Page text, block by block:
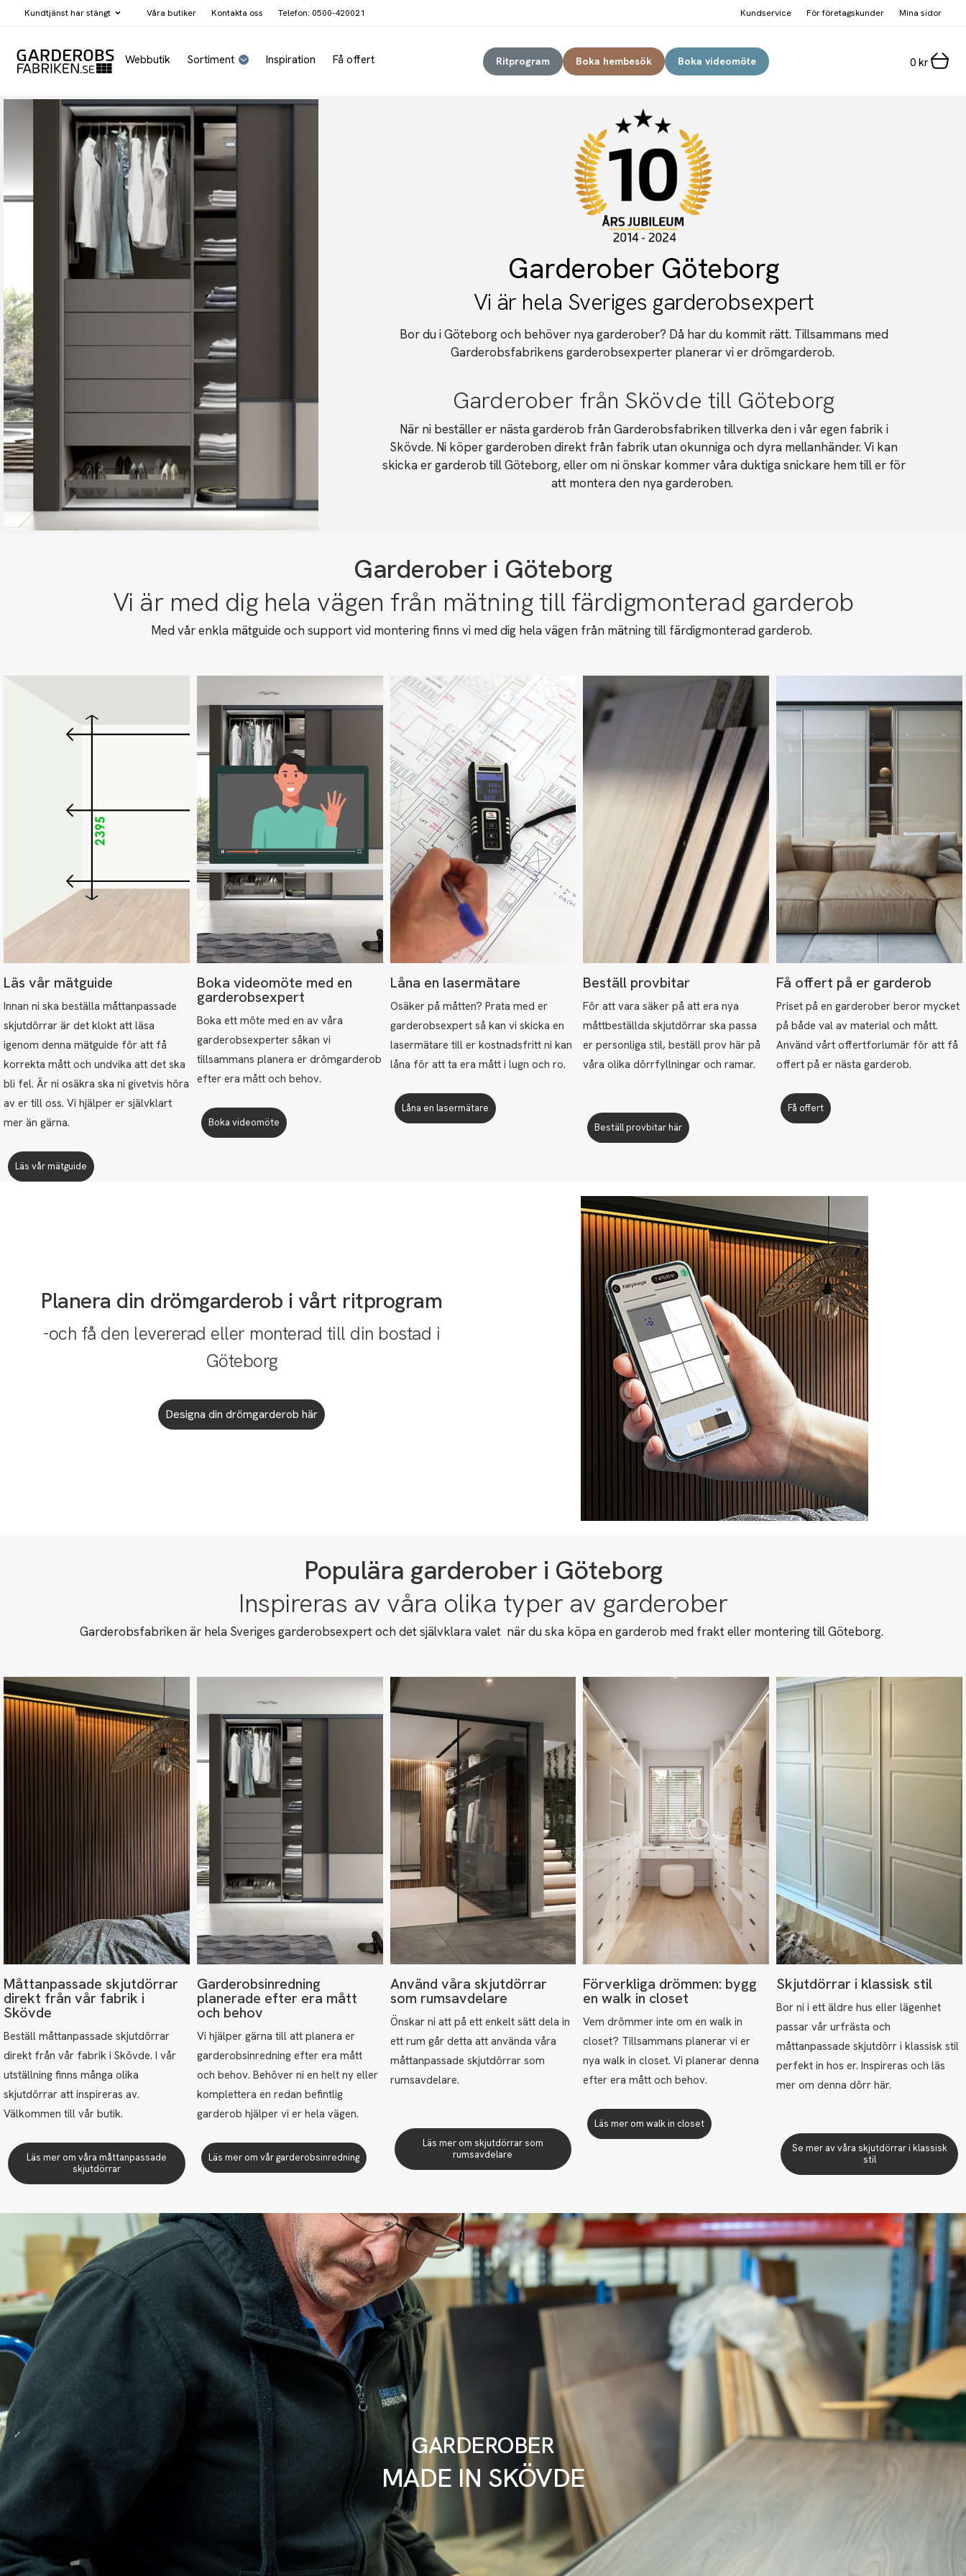
Webbutik Sortiment Inspiration Få offert Ritprogram Boka hembesök Boka videomöte 0 kr
Kundtjänst harstängt Våra butiker Kontakta oss Telefon: 0500-420021 Kundservice För företagskunder Mina sidor
Garderober Göteborg
Vi är hela Sveriges garderobsexpert
Bor du i Göteborg och behöver nya garderober? Då har du kommit rätt. Tillsammans med
Garderobsfabrikens garderobsexperter planerar vi er drömgarderob.
Garderober från Skövde till Göteborg
När ni beställer er nästa garderob från Garderobsfabriken tillverka den i vår egen fabrik i
Skövde. Ni köper garderoben direkt från fabrik utan okunniga och dyra mellanhänder. Vi kan
skicka er garderob till Göteborg, eller om ni önskar kommer våra duktiga snickare hem till er för
att montera den nya garderoben.
Garderober i Göteborg
Vi är med dig hela vägen från mätning till färdigmonterad garderob
Med vår enkla mätguide och support vid montering finns vi med dig hela vägen från mätning till färdigmonterad garderob.
Läs vår mätguide
Innan ni ska beställa måttanpassade
skjutdörrar är det klokt att läsa
igenom denna mätguide för att få
korrekta mått och undvika att det ska
bli fel. Är ni osäkra ska ni givetvis höra
av er till oss. Vi hjälper er självklart
mer än gärna.
Läs vår mätguide
Boka videomöte med en
garderobsexpert
Boka ett möte med en av våra
garderobsexperter såkan vi
tillsammans planera er drömgarderob
efter era mått och behov.
Boka videomöte
Låna en lasermätare
Osäker på måtten? Prata med er
garderobsexpert så kan vi skicka en
lasermätare till er kostnadsfritt ni kan
låna för att ta era mått i lugn och ro.
Låna en lasermätare
Beställ provbitar
För att vara säker på att era nya
måttbeställda skjutdörrar ska passa
er personliga stil, beställ prov här på
våra olika dörrfyllningar och ramar.
Beställ provbitar här
Få offert på er garderob
Priset på en garderober beror mycket
på både val av material och mått.
Använd vårt offertforlumär för att få
offert på er nästa garderob.
Få offert
Planera din drömgarderob i vårt ritprogram
-och få den levererad eller monterad till din bostad i
Göteborg
Designa din drömgarderob här
Populära garderober i Göteborg
Inspireras av våra olika typer av garderober
Garderobsfabriken är hela Sveriges garderobsexpert och det självklara valet när du ska köpa en garderob med frakt eller montering till Göteborg.
Måttanpassade skjutdörrar
direkt från vår fabrik i
Skövde
Beställ måttanpassade skjutdörrar
direkt från vår fabrik i Skövde. I vår
utställning finns många olika
skjutdörrar att inspireras av.
Välkommen till vår butik.
Läs mer om våra måttanpassade
skjutdörrar
Garderobsinredning
planerade efter era mått
och behov
Vi hjälper gärna till att planera er
garderobsinredning efter era mått
och behov. Behöver ni en helt ny eller
komplettera en redan befintlig
garderob hjälper vi er hela vägen.
Läs mer om vår garderobsinredning
Använd våra skjutdörrar
som rumsavdelare
Önskar ni att på ett enkelt sätt dela in
ett rum går detta att använda våra
måttanpassade skjutdörrar som
rumsavdelare.
Läs mer om skjutdörrar som
rumsavdelare
Förverkliga drömmen: bygg
en walk in closet
Vem drömmer inte om en walk in
closet? Tillsammans planerar vi er
nya walk in closet. Vi planerar denna
efter era mått och behov.
Läs mer om walk in closet
Skjutdörrar i klassisk stil
Bor ni i ett äldre hus eller lägenhet
passar vår urfrästa och
måttanpassade skjutdörr i klassisk stil
perfekt in hos er. Inspireras och läs
mer om denna dörr här.
Se mer av våra skjutdörrar i klassisk
stil
GARDEROBER
MADE IN SKÖVDE